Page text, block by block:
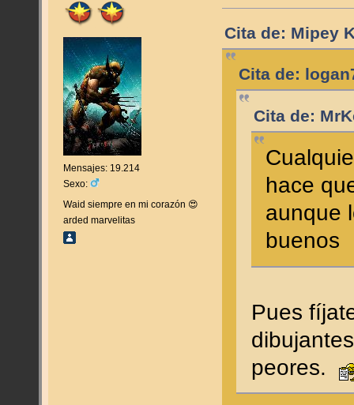
Mensajes: 19.214
Sexo:
Waid siempre en mi corazón 😍
arded marvelitas
Cita de: Mipey
Cita de:
Cita de:
hace
aunque
buenos
Pues
peores.